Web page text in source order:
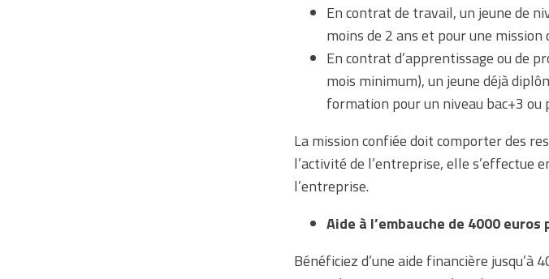
En contrat de travail, un jeune de
moins de 2 ans et pour une mission
En contrat d’apprentissage ou de
mois minimum), un jeune déjà
formation pour un niveau bac+3 ou
La mission confiée doit comporter des
l’activité de l’entreprise, elle s’effectue
l’entreprise.
Aide à l’embauche de 4000 euros
Bénéficiez d’une aide financière jusqu’à